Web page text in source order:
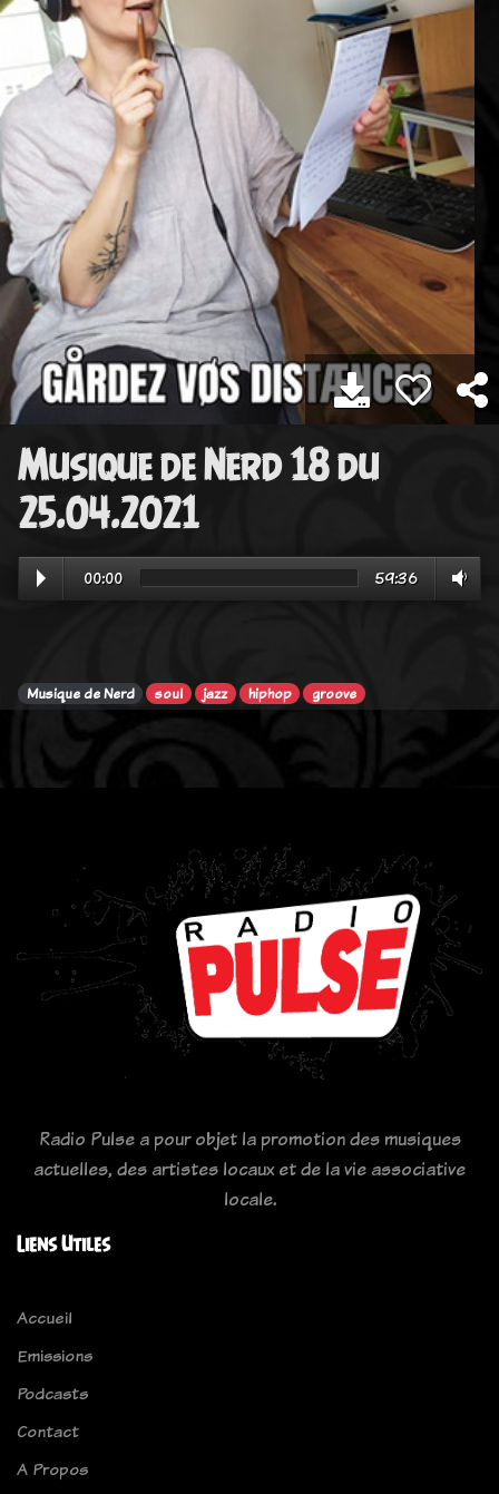
Musique de Nerd 18 du
25.04.2021
00:00 59:36
Musique de Nerd soul jazz hiphop groove
Radio Pulse a pour objet la promotion des musiques
actuelles, des artistes locaux et de la vie associative
locale.
Liens Utiles
Accueil
Emissions
Podcasts
Contact
A Propos